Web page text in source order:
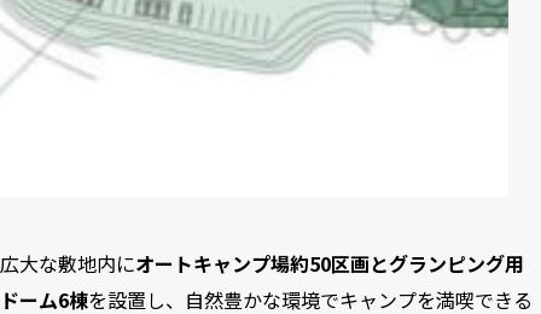
広大な敷地内にオートキャンプ場約50区画とグランピング用
ドーム6棟を設置し、自然豊かな環境でキャンプを満喫できる